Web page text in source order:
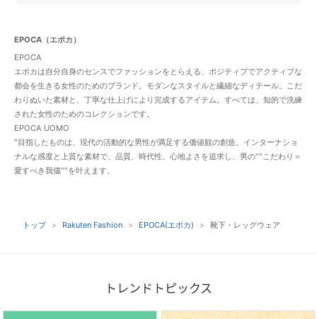
EPOCA（エポカ）
EPOCA
エポカは自分自身のセンスでファッションをとらえる、ポジティブでアクティブな
都会を生きる女性のためのブランド。モダンなスタイルと繊細なディテール。こだ
わりぬいた素材と、丁寧な仕上げにより完成するアイテム。すべては、知的で洗練
された女性のためのコレクションです。
EPOCA UOMO
"目指したものは、現代の活動的な男性が満足する価値観の創造。インターナショ
ナルな感度と上質な素材で、品質、時代性、心地よさを追求し、男の""こだわり＝
愛すべき我儘""を叶えます。
トップ Rakuten Fashion EPOCA(エポカ) 靴下・レッグウェア
トレンドトピックス